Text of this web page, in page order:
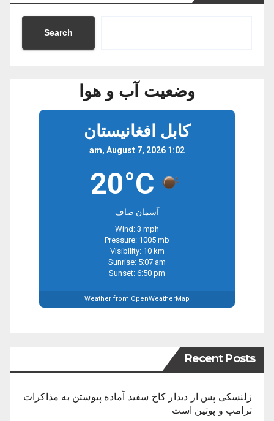
Search
وضعیت آب و هوا
کابل افغانیستان
1:02 am, August 7, 2026
20°C
آسمان صاف
Wind: 3 mph
Pressure: 1005 mb
Visibility: 10 km
Sunrise: 5:07 am
Sunset: 6:50 pm
Weather from OpenWeatherMap
Recent Posts
زلنسکی پس از دیدار کاخ سفید آماده پیوستن به مذاکرات
ترامپ و پوتین است